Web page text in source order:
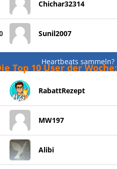
Chichar32314
Sunil2007
Heartbeats sammeln?
Top 10 User der Woche:
RabattRezept
MW197
Alibi